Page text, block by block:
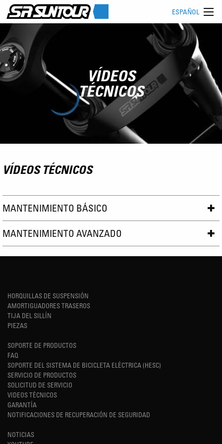
ESPAÑOL
VÍDEOS
TÉCNICOS
VÍDEOS TÉCNICOS
MANTENIMIENTO BÁSICO
MANTENIMIENTO AVANZADO
HORQUILLAS DE SUSPENSIÓN
AMORTIGUADORES TRASEROS
TIJA DEL SILLÍN
PIEZAS
SOPORTE DE PRODUCTOS
FAQ
SOPORTE DEL SISTEMA DE BICICLETA ELÉCTRICA (HESC)
SERVICIO DE PRODUCTOS
SOLICITUD DE SERVICIO
VIDEOS TÉCNICOS
GARANTÍA
NOTIFICACIONES DE RECUPERACIÓN DE SEGURIDAD
NOTICIAS